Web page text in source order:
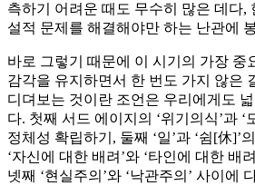
측하기 어려운 때도 무수히 많은 데다,
설적 문제를 해결해야만 하는 난관에
바로 그렇기 때문에 이 시기의 가장 중
감각을 유지하면서 한 번도 가지 않은
디뎌보는 것이란 조언은 우리에게도
다. 첫째 서드 에이지의 ‘위기의식’과 ‘
정체성 확립하기, 둘째 ‘일’과 ‘쉼[休]’
‘자신에 대한 배려’와 ‘타인에 대한 배
넷째 ‘현실주의’와 ‘낙관주의’ 사이에